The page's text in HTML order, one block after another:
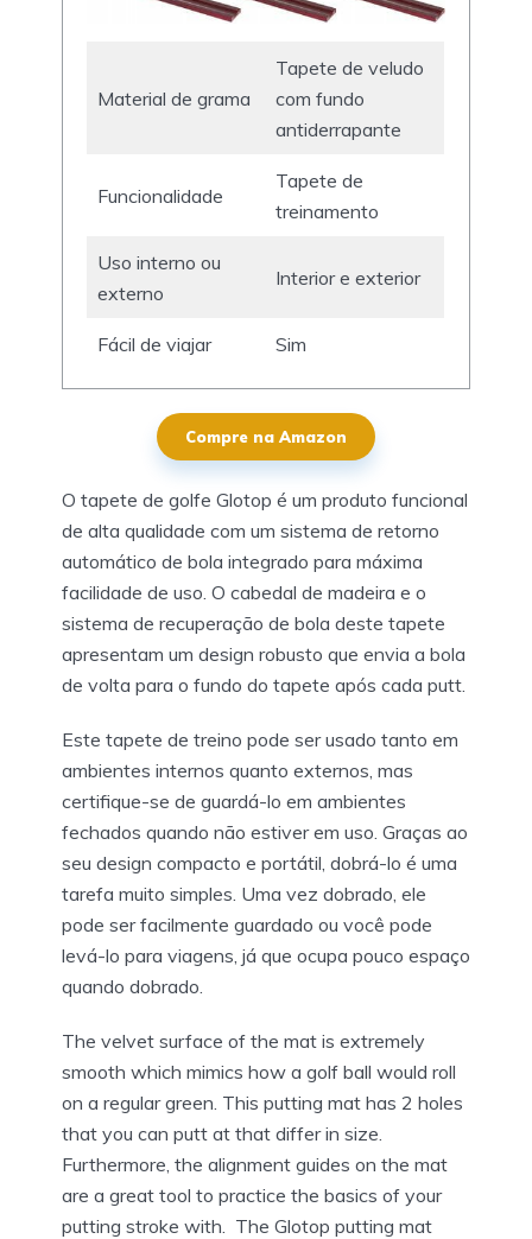
Material de grama
Tapete de veludo
com fundo
antiderrapante
Funcionalidade
Tapete de
treinamento
Uso interno ou
externo
Interior e exterior
Fácil de viajar Sim
Compre na Amazon
O tapete de golfe Glotop é um produto funcional
de alta qualidade com um sistema de retorno
automático de bola integrado para máxima
facilidade de uso. O cabedal de madeira e o
sistema de recuperação de bola deste tapete
apresentam um design robusto que envia a bola
de volta para o fundo do tapete após cada putt.
Este tapete de treino pode ser usado tanto em
ambientes internos quanto externos, mas
certifique-se de guardá-lo em ambientes
fechados quando não estiver em uso. Graças ao
seu design compacto e portátil, dobrá-lo é uma
tarefa muito simples. Uma vez dobrado, ele
pode ser facilmente guardado ou você pode
levá-lo para viagens, já que ocupa pouco espaço
quando dobrado.
The velvet surface of the mat is extremely
smooth which mimics how a golf ball would roll
on a regular green. This putting mat has 2 holes
that you can putt at that differ in size.
Furthermore, the alignment guides on the mat
are a great tool to practice the basics of your
putting stroke with. The Glotop putting mat